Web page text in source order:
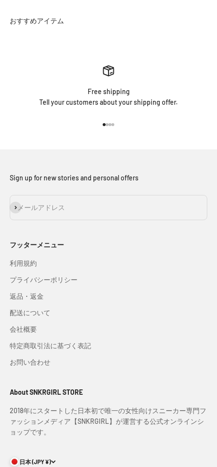
Free shipping
Tell your customers about your shipping offer.
Sign up for new stories and personal offers
メールアドレス
登録
フッターメニュー
利用規約
プライバシーポリシー
返品・返金
配送について
会社概要
特定商取引法に基づく表記
お問い合わせ
About SNKRGIRL STORE
2018年にスタートした日本初で唯一の女性向けスニーカー専門フ
ァッションメディア【SNKRGIRL】が運営する公式オンラインシ
ョップです。
日本 (JPY ¥)